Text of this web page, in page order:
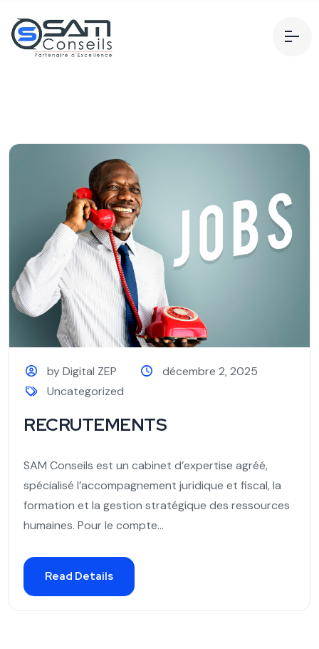
by Digital ZEP
décembre 2, 2025
Uncategorized
RECRUTEMENTS
SAM Conseils est un cabinet d’expertise agréé,
spécialisé l’accompagnement juridique et fiscal, la
formation et la gestion stratégique des ressources
humaines. Pour le compte...
Read Details